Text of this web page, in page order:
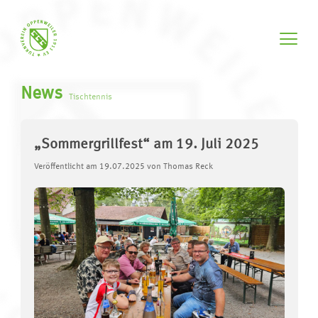
News Tischtennis
„Sommergrillfest“ am 19. Juli 2025
Veröffentlicht am 19.07.2025 von Thomas Reck